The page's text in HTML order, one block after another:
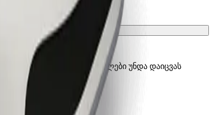
გალიის, სავარძლები უნდა დაიცვას